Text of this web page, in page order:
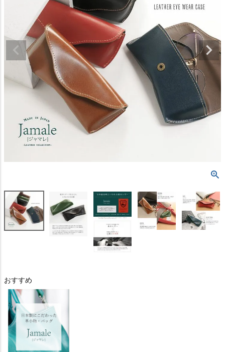
おすすめ